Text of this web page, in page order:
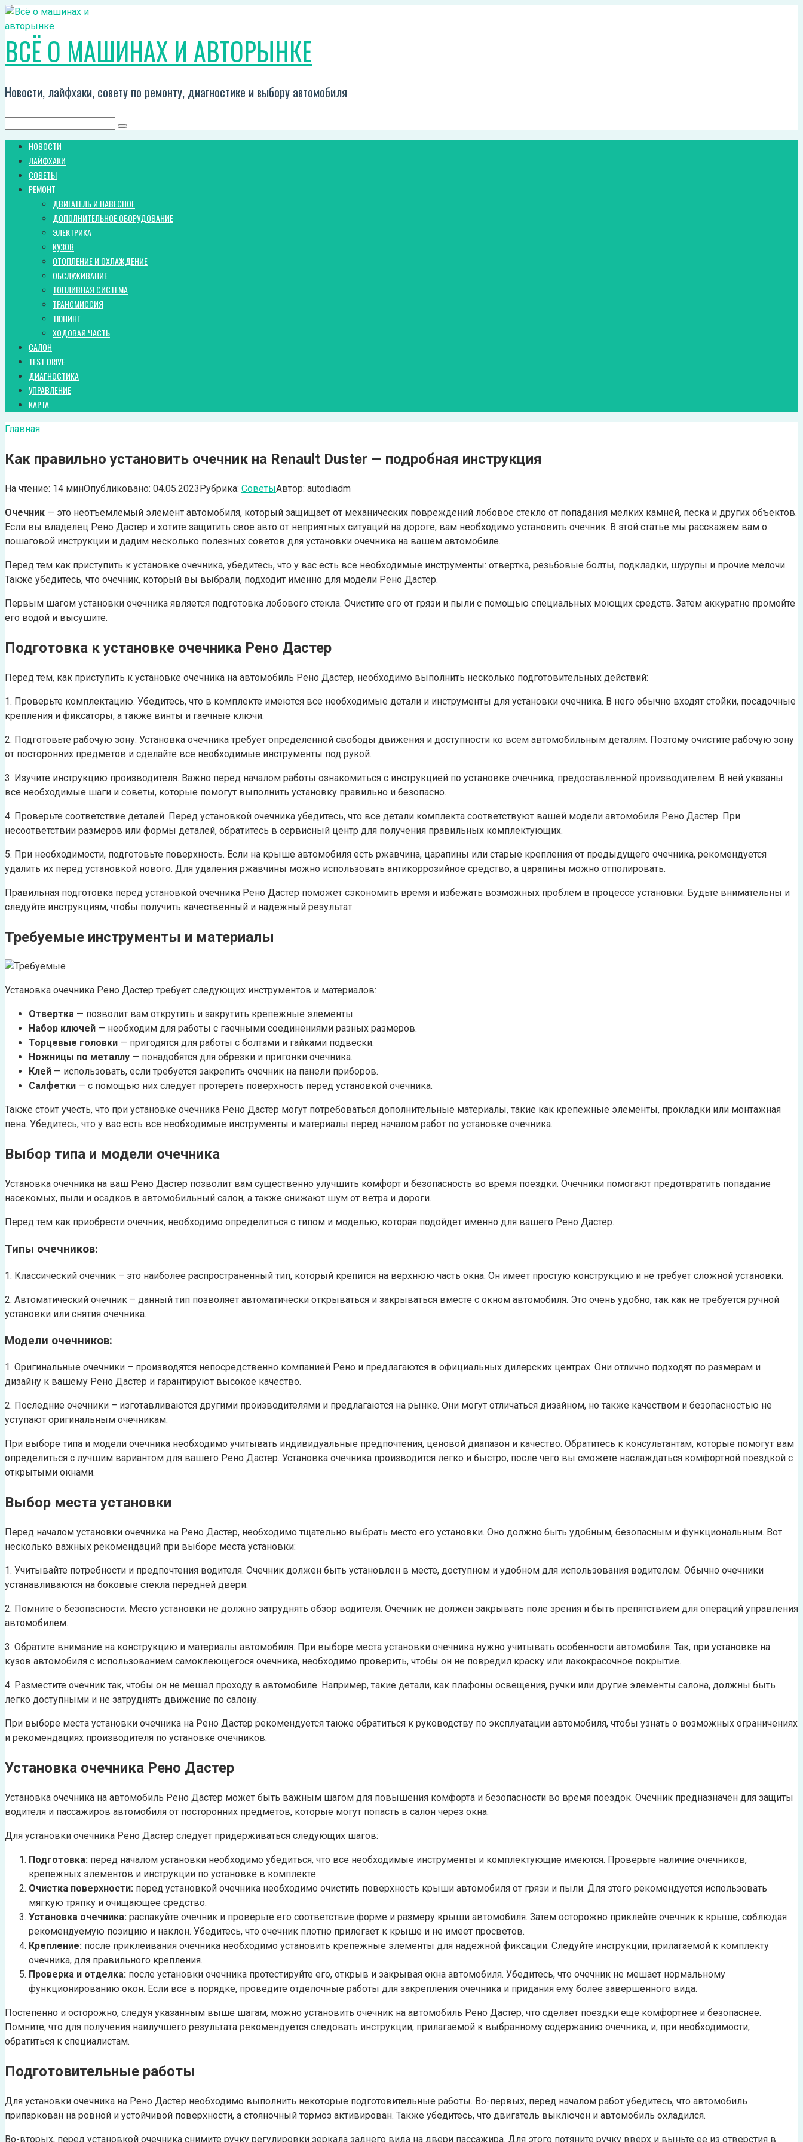
Перейти
к
контенту
ВСЁ О МАШИНАХ И АВТОРЫНКЕ
Новости, лайфхаки, совету по ремонту, диагностике и выбору автомобиля
НОВОСТИ
ЛАЙФХАКИ
СОВЕТЫ
РЕМОНТ
ДВИГАТЕЛЬ И НАВЕСНОЕ
ДОПОЛНИТЕЛЬНОЕ ОБОРУДОВАНИЕ
ЭЛЕКТРИКА
КУЗОВ
ОТОПЛЕНИЕ И ОХЛАЖДЕНИЕ
ОБСЛУЖИВАНИЕ
ТОПЛИВНАЯ СИСТЕМА
ТРАНСМИССИЯ
ТЮНИНГ
ХОДОВАЯ ЧАСТЬ
САЛОН
TEST DRIVE
ДИАГНОСТИКА
УПРАВЛЕНИЕ
КАРТА
Главная
Как правильно установить очечник на Renault Duster — подробная инструкция
На чтение: 14 минОпубликовано: 04.05.2023Рубрика: СоветыАвтор: autodiadm
Очечник — это неотъемлемый элемент автомобиля, который защищает от механических повреждений лобовое стекло от попадания мелких камней, песка и других объектов.
Если вы владелец Рено Дастер и хотите защитить свое авто от неприятных ситуаций на дороге, вам необходимо установить очечник. В этой статье мы расскажем вам о
пошаговой инструкции и дадим несколько полезных советов для установки очечника на вашем автомобиле.
Перед тем как приступить к установке очечника, убедитесь, что у вас есть все необходимые инструменты: отвертка, резьбовые болты, подкладки, шурупы и прочие мелочи.
Также убедитесь, что очечник, который вы выбрали, подходит именно для модели Рено Дастер.
Первым шагом установки очечника является подготовка лобового стекла. Очистите его от грязи и пыли с помощью специальных моющих средств. Затем аккуратно промойте
его водой и высушите.
Подготовка к установке очечника Рено Дастер
Перед тем, как приступить к установке очечника на автомобиль Рено Дастер, необходимо выполнить несколько подготовительных действий:
1. Проверьте комплектацию. Убедитесь, что в комплекте имеются все необходимые детали и инструменты для установки очечника. В него обычно входят стойки, посадочные
крепления и фиксаторы, а также винты и гаечные ключи.
2. Подготовьте рабочую зону. Установка очечника требует определенной свободы движения и доступности ко всем автомобильным деталям. Поэтому очистите рабочую зону
от посторонних предметов и сделайте все необходимые инструменты под рукой.
3. Изучите инструкцию производителя. Важно перед началом работы ознакомиться с инструкцией по установке очечника, предоставленной производителем. В ней указаны
все необходимые шаги и советы, которые помогут выполнить установку правильно и безопасно.
4. Проверьте соответствие деталей. Перед установкой очечника убедитесь, что все детали комплекта соответствуют вашей модели автомобиля Рено Дастер. При
несоответствии размеров или формы деталей, обратитесь в сервисный центр для получения правильных комплектующих.
5. При необходимости, подготовьте поверхность. Если на крыше автомобиля есть ржавчина, царапины или старые крепления от предыдущего очечника, рекомендуется
удалить их перед установкой нового. Для удаления ржавчины можно использовать антикоррозийное средство, а царапины можно отполировать.
Правильная подготовка перед установкой очечника Рено Дастер поможет сэкономить время и избежать возможных проблем в процессе установки. Будьте внимательны и
следуйте инструкциям, чтобы получить качественный и надежный результат.
Требуемые инструменты и материалы
Установка очечника Рено Дастер требует следующих инструментов и материалов:
Отвертка — позволит вам открутить и закрутить крепежные элементы.
Набор ключей — необходим для работы с гаечными соединениями разных размеров.
Торцевые головки — пригодятся для работы с болтами и гайками подвески.
Ножницы по металлу — понадобятся для обрезки и пригонки очечника.
Клей — использовать, если требуется закрепить очечник на панели приборов.
Салфетки — с помощью них следует протереть поверхность перед установкой очечника.
Также стоит учесть, что при установке очечника Рено Дастер могут потребоваться дополнительные материалы, такие как крепежные элементы, прокладки или монтажная
пена. Убедитесь, что у вас есть все необходимые инструменты и материалы перед началом работ по установке очечника.
Выбор типа и модели очечника
Установка очечника на ваш Рено Дастер позволит вам существенно улучшить комфорт и безопасность во время поездки. Очечники помогают предотвратить попадание
насекомых, пыли и осадков в автомобильный салон, а также снижают шум от ветра и дороги.
Перед тем как приобрести очечник, необходимо определиться с типом и моделью, которая подойдет именно для вашего Рено Дастер.
Типы очечников:
1. Классический очечник – это наиболее распространенный тип, который крепится на верхнюю часть окна. Он имеет простую конструкцию и не требует сложной установки.
2. Автоматический очечник – данный тип позволяет автоматически открываться и закрываться вместе с окном автомобиля. Это очень удобно, так как не требуется ручной
установки или снятия очечника.
Модели очечников:
1. Оригинальные очечники – производятся непосредственно компанией Рено и предлагаются в официальных дилерских центрах. Они отлично подходят по размерам и
дизайну к вашему Рено Дастер и гарантируют высокое качество.
2. Последние очечники – изготавливаются другими производителями и предлагаются на рынке. Они могут отличаться дизайном, но также качеством и безопасностью не
уступают оригинальным очечникам.
При выборе типа и модели очечника необходимо учитывать индивидуальные предпочтения, ценовой диапазон и качество. Обратитесь к консультантам, которые помогут вам
определиться с лучшим вариантом для вашего Рено Дастер. Установка очечника производится легко и быстро, после чего вы сможете наслаждаться комфортной поездкой с
открытыми окнами.
Выбор места установки
Перед началом установки очечника на Рено Дастер, необходимо тщательно выбрать место его установки. Оно должно быть удобным, безопасным и функциональным. Вот
несколько важных рекомендаций при выборе места установки:
1. Учитывайте потребности и предпочтения водителя. Очечник должен быть установлен в месте, доступном и удобном для использования водителем. Обычно очечники
устанавливаются на боковые стекла передней двери.
2. Помните о безопасности. Место установки не должно затруднять обзор водителя. Очечник не должен закрывать поле зрения и быть препятствием для операций управления
автомобилем.
3. Обратите внимание на конструкцию и материалы автомобиля. При выборе места установки очечника нужно учитывать особенности автомобиля. Так, при установке на
кузов автомобиля с использованием самоклеющегося очечника, необходимо проверить, чтобы он не повредил краску или лакокрасочное покрытие.
4. Разместите очечник так, чтобы он не мешал проходу в автомобиле. Например, такие детали, как плафоны освещения, ручки или другие элементы салона, должны быть
легко доступными и не затруднять движение по салону.
При выборе места установки очечника на Рено Дастер рекомендуется также обратиться к руководству по эксплуатации автомобиля, чтобы узнать о возможных ограничениях
и рекомендациях производителя по установке очечников.
Установка очечника Рено Дастер
Установка очечника на автомобиль Рено Дастер может быть важным шагом для повышения комфорта и безопасности во время поездок. Очечник предназначен для защиты
водителя и пассажиров автомобиля от посторонних предметов, которые могут попасть в салон через окна.
Для установки очечника Рено Дастер следует придерживаться следующих шагов:
Подготовка: перед началом установки необходимо убедиться, что все необходимые инструменты и комплектующие имеются. Проверьте наличие очечников,
крепежных элементов и инструкции по установке в комплекте.
Очистка поверхности: перед установкой очечника необходимо очистить поверхность крыши автомобиля от грязи и пыли. Для этого рекомендуется использовать
мягкую тряпку и очищающее средство.
Установка очечника: распакуйте очечник и проверьте его соответствие форме и размеру крыши автомобиля. Затем осторожно приклейте очечник к крыше, соблюдая
рекомендуемую позицию и наклон. Убедитесь, что очечник плотно прилегает к крыше и не имеет просветов.
Крепление: после приклеивания очечника необходимо установить крепежные элементы для надежной фиксации. Следуйте инструкции, прилагаемой к комплекту
очечника, для правильного крепления.
Проверка и отделка: после установки очечника протестируйте его, открыв и закрывая окна автомобиля. Убедитесь, что очечник не мешает нормальному
функционированию окон. Если все в порядке, проведите отделочные работы для закрепления очечника и придания ему более завершенного вида.
Постепенно и осторожно, следуя указанным выше шагам, можно установить очечник на автомобиль Рено Дастер, что сделает поездки еще комфортнее и безопаснее.
Помните, что для получения наилучшего результата рекомендуется следовать инструкции, прилагаемой к выбранному содержанию очечника, и, при необходимости,
обратиться к специалистам.
Подготовительные работы
Для установки очечника на Рено Дастер необходимо выполнить некоторые подготовительные работы. Во-первых, перед началом работ убедитесь, что автомобиль
припаркован на ровной и устойчивой поверхности, а стояночный тормоз активирован. Также убедитесь, что двигатель выключен и автомобиль охладился.
Во-вторых, перед установкой очечника снимите ручку регулировки зеркала заднего вида на двери пассажира. Для этого потяните ручку вверх и выньте ее из отверстия в